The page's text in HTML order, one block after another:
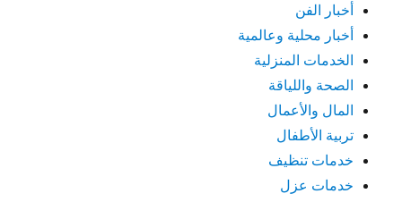
أخبار الفن
أخبار محلية وعالمية
الخدمات المنزلية
الصحة واللياقة
المال والأعمال
تربية الأطفال
خدمات تنظيف
خدمات عزل